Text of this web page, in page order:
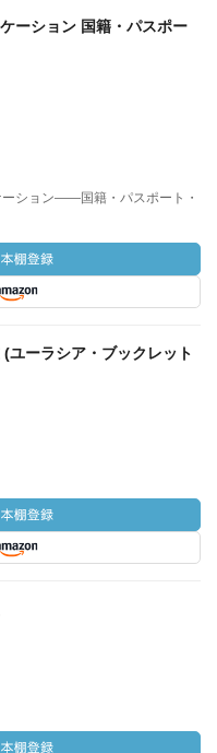
ーション 国籍・パスポー
ーション――国籍・パスポート・
ユーラシア・ブックレット